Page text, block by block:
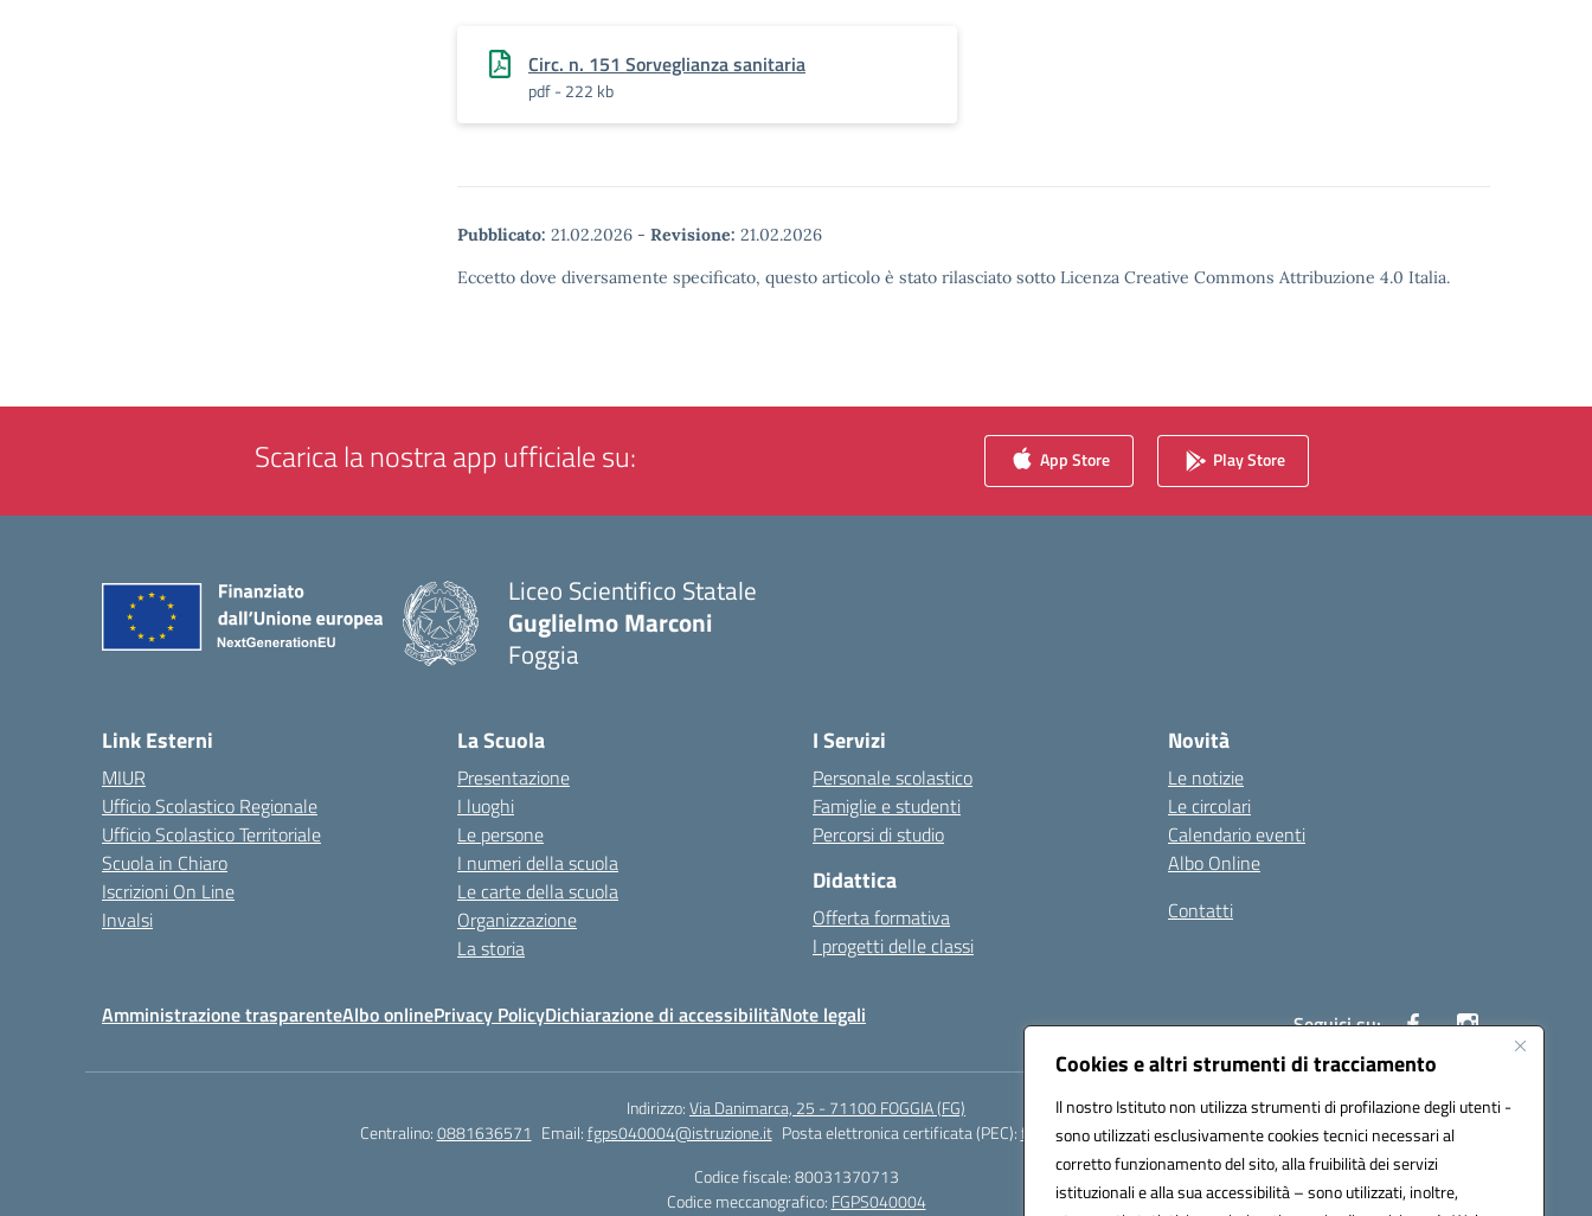
Cookies e altri strumenti di tracciamento
Il nostro Istituto non utilizza strumenti di profilazione degli utenti -
sono utilizzati esclusivamente cookies tecnici necessari al
corretto funzionamento del sito, alla fruibilità dei servizi
istituzionali e alla sua accessibilità – sono utilizzati, inoltre,
Circ. n. 151 Sorveglianza sanitaria
pdf - 222 kb
Pubblicato: 21.02.2026 - Revisione: 21.02.2026
Eccetto dove diversamente specificato, questo articolo è stato rilasciato sotto Licenza Creative Commons Attribuzione 4.0 Italia.
Scarica la nostra app ufficiale su: App Store Play Store
Liceo Scientifico Statale
Guglielmo Marconi
Foggia
Link Esterni
MIUR
Ufficio Scolastico Regionale
Ufficio Scolastico Territoriale
Scuola in Chiaro
Iscrizioni On Line
Invalsi
La Scuola
Presentazione
I luoghi
Le persone
I numeri della scuola
Le carte della scuola
Organizzazione
La storia
I Servizi
Personale scolastico
Famiglie e studenti
Percorsi di studio
Didattica
Offerta formativa
I progetti delle classi
Novità
Le notizie
Le circolari
Calendario eventi
Albo Online
Contatti
Amministrazione trasparenteAlbo onlinePrivacy PolicyDichiarazione di accessibilitàNote legali Seguici su:
Indirizzo:Via Danimarca, 25 - 71100 FOGGIA (FG)
Centralino:0881636571 Email:fgps040004@istruzione.it Posta elettronica certificata (PEC):fgps040004@pec.istruzione.it
Codice fiscale: 80031370713
Codice meccanografico: FGPS040004